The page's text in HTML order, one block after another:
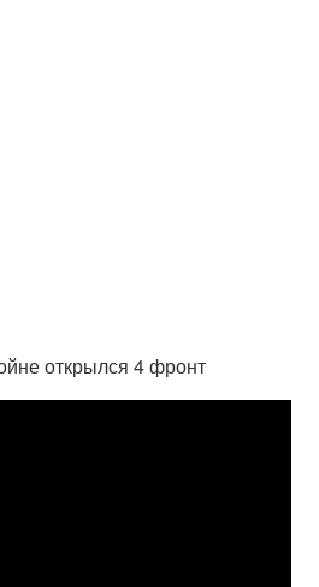
открылся 4 фронт